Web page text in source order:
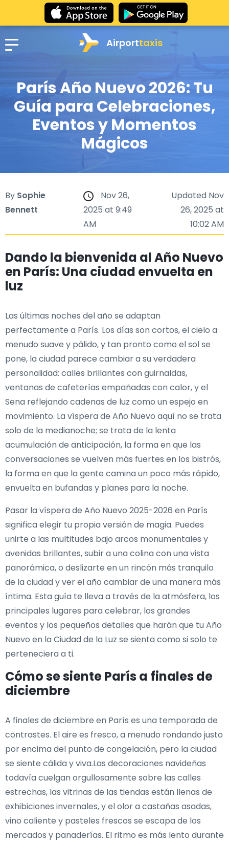
Airporttaxis
París Año Nuevo 2026: Tu
Guía para Celebraciones,
Eventos y Momentos
Mágicos
By Sophie
Bennett
Nov 26,
2025 at 9:49
AM
Updated Nov
26, 2025 at
10:02 AM
Dando la bienvenida al Año Nuevo
en París: Una ciudad envuelta en
luz
Las últimas noches del año se adaptan
perfectamente a París. Los días son cortos, el cielo a
menudo suave y pálido, y tan pronto como el sol se
pone, la ciudad parece cambiar a su verdadera
personalidad: calles brillantes con guirnaldas,
ventanas de cafeterías empañadas con calor, y el
Sena reflejando cadenas de luz como un espejo en
movimiento. La víspera de Año Nuevo aquí no se trata
solo de la medianoche; se trata de la lenta
acumulación de anticipación, la forma en que las
conversaciones se vuelven más fuertes en los bistrós,
la forma en que la gente camina un poco más rápido,
envuelta en bufandas y planes para la noche.
Pasar la víspera de Año Nuevo 2025-2026 en París
significa elegir tu propia versión de magia. Puedes
unirte a las multitudes bajo arcos monumentales y
avenidas brillantes, subir a una colina con una vista
panorámica, o deslizarte en un rincón más tranquilo
de la ciudad y ver el año cambiar de una manera más
íntima. Esta guía te lleva a través de la atmósfera, los
principales lugares para celebrar, los grandes
eventos y los pequeños detalles que harán que tu Año
Nuevo en la Ciudad de la Luz se sienta como si solo te
perteneciera a ti.
Cómo se siente París a finales de
diciembre
A finales de diciembre en París es una temporada de
contrastes. El aire es fresco, a menudo rondando justo
por encima del punto de congelación, pero la ciudad
se siente cálida y viva.Las decoraciones navideñas
todavía cuelgan orgullosamente sobre las calles
estrechas, las vitrinas de las tiendas están llenas de
exhibiciones invernales, y el olor a castañas asadas,
vino caliente y pasteles frescos se escapa de los
mercados y panaderías. El ritmo es más lento durante